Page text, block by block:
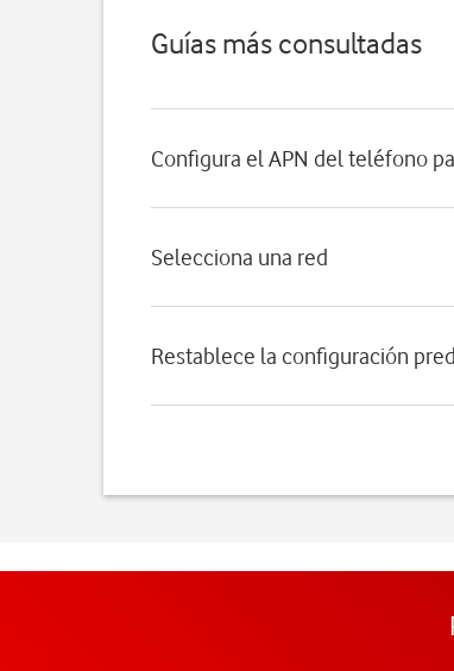
Guías más consultadas
Configura el APN del teléfono
Selecciona una red
Restablece la configuración